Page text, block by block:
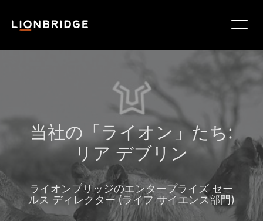
当社の「ライオン」たち:
リア デブリン
ライオンブリッジのエンタープライズ セー
ルス ディレクター (ライフ サイエンス部門)